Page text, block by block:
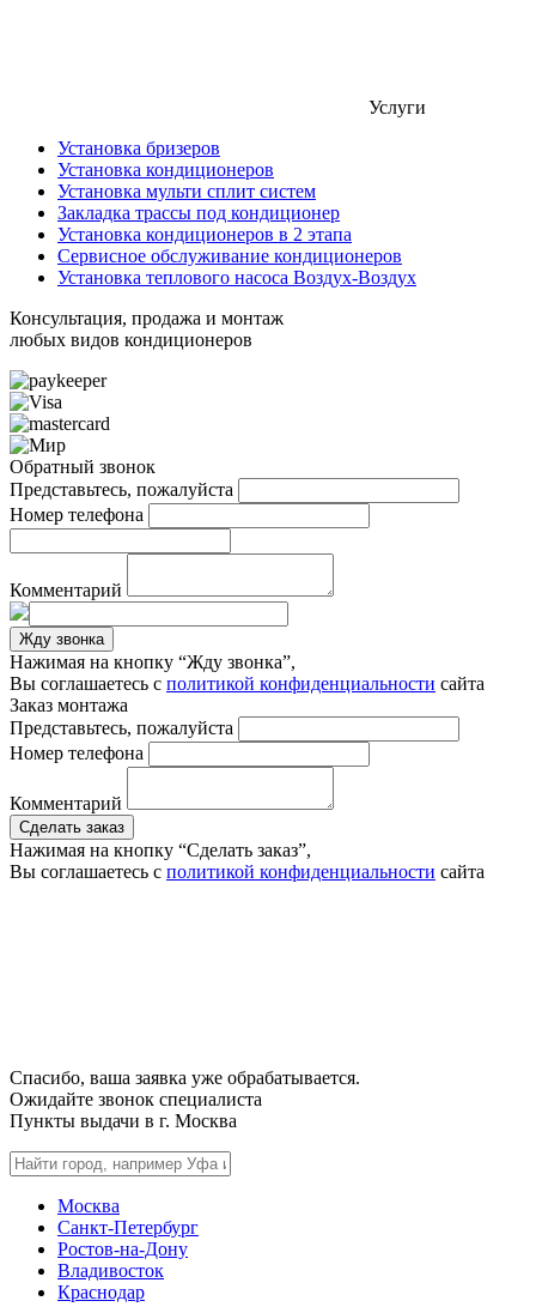
Услуги
Установка бризеров
Установка кондиционеров
Установка мульти сплит систем
Закладка трассы под кондиционер
Установка кондиционеров в 2 этапа
Сервисное обслуживание кондиционеров
Установка теплового насоса Воздух-Воздух
Консультация, продажа и монтаж
любых видов кондиционеров
Обратный звонок
Представьтесь, пожалуйста
Номер телефона
Комментарий
Жду звонка
Нажимая на кнопку “Жду звонка”,
Вы соглашаетесь с политикой конфиденциальности сайта
Заказ монтажа
Представьтесь, пожалуйста
Номер телефона
Комментарий
Сделать заказ
Нажимая на кнопку “Сделать заказ”,
Вы соглашаетесь с политикой конфиденциальности сайта
Спасибо, ваша заявка уже обрабатывается.
Ожидайте звонок специалиста
Пункты выдачи в г. Москва
Москва
Санкт-Петербург
Ростов-на-Дону
Владивосток
Краснодар